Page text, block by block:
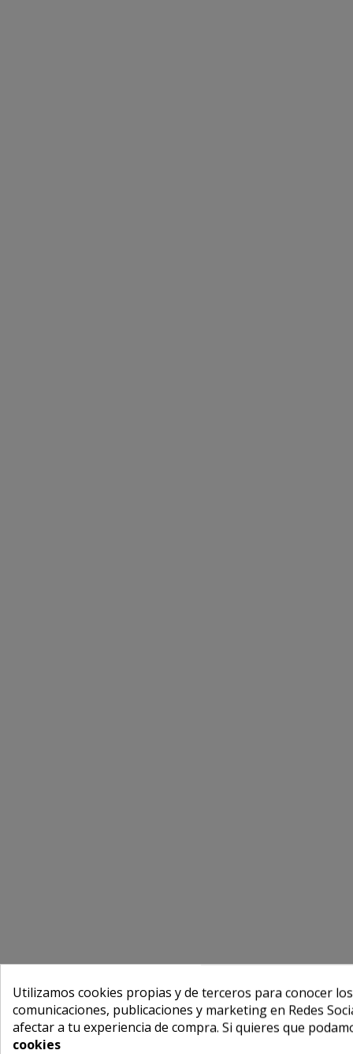
Utilizamos cookies propias y de terceros para conocer
comunicaciones, publicaciones y marketing en Redes
afectar a tu experiencia de compra. Si quieres que
cookies